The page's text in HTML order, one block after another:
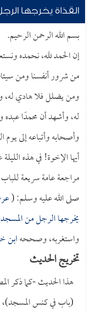
القذاة يخرجها
بسم الله الرحمن الرحيم.
إن الحمد لله، نحمده
من شرور أنفسنا ومن
ومن يضلل فلا هادي له،
له، وأشهد أن محمدًا عبده
وأصحابه وأتباعه إلى يوم
أيها الإخوة! في هذه
مراجعة عامة سريعة
صلى الله عليه وسلم: (
يخرجها الرجل من
واستغربه، وصححهابن
تخريج الحديث
هذا الحديث -كما ذكر
(باب في كنس